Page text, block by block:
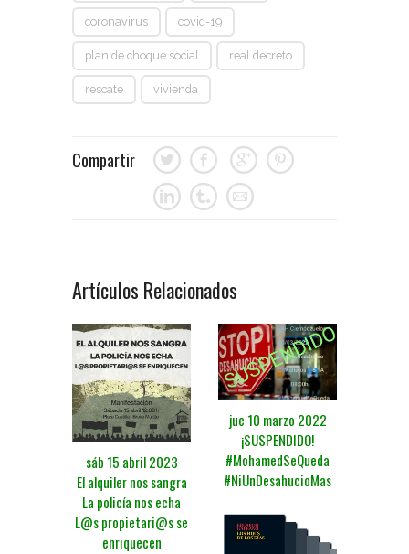
coronavirus covid-19
plan de choque social real decreto
rescate vivienda
Compartir
Artículos Relacionados
sáb 15 abril 2023
El alquiler nos sangra
La policía nos echa
L@s propietari@s se
enriquecen
jue 10 marzo 2022
¡SUSPENDIDO!
#MohamedSeQueda
#NiUnDesahucioMas